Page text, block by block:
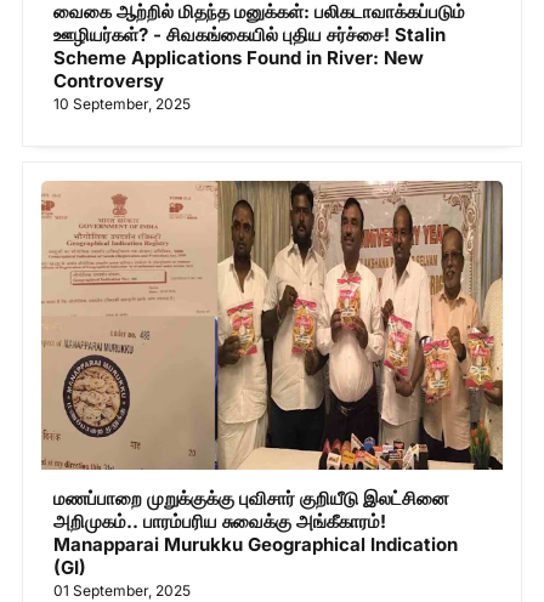
வைகை ஆற்றில் மிதந்த மனுக்கள்: பலிகடாவாக்கப்படும்
ஊழியர்கள்? - சிவகங்கையில் புதிய சர்ச்சை! Stalin
Scheme Applications Found in River: New
Controversy
10 September, 2025
மணப்பாறை முறுக்குக்கு புவிசார் குறியீடு இலட்சினை
அறிமுகம்.. பாரம்பரிய சுவைக்கு அங்கீகாரம்!
Manapparai Murukku Geographical Indication
(GI)
01 September, 2025